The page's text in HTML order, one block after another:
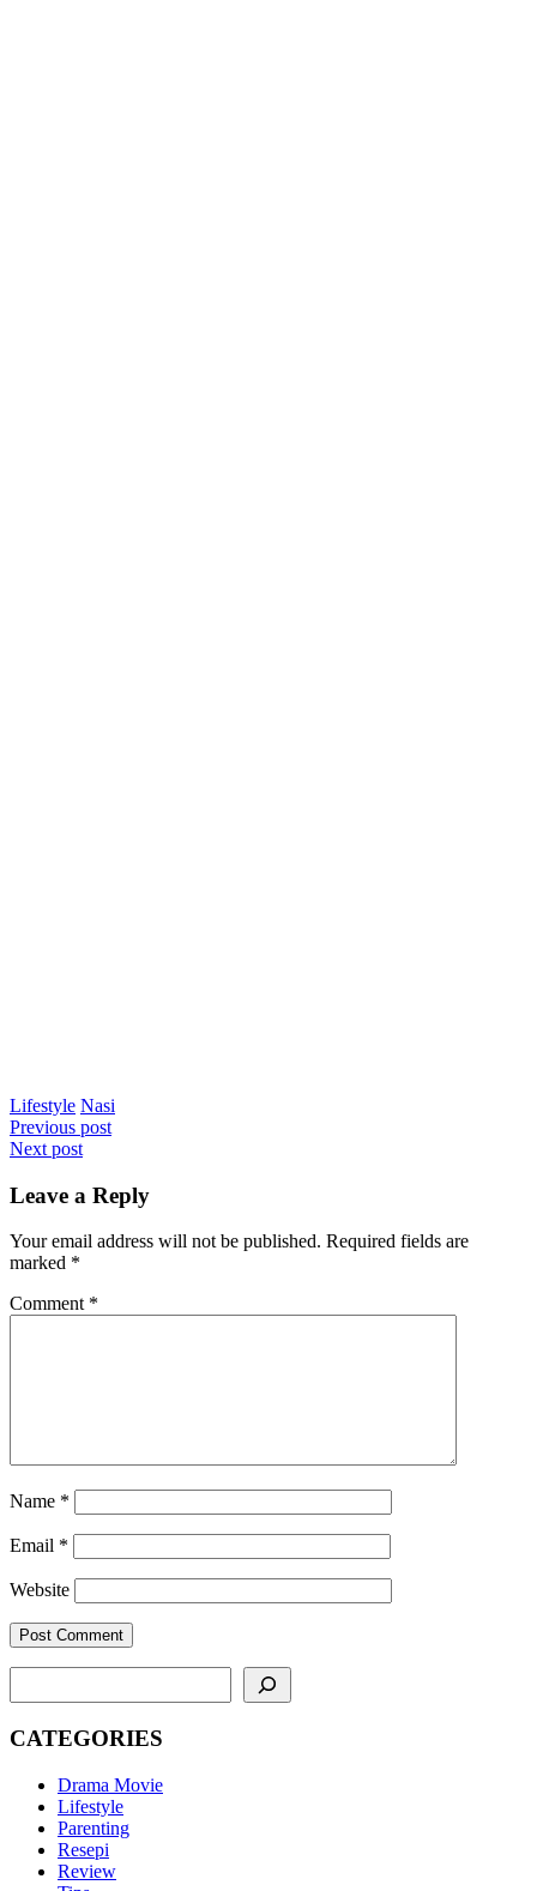
Lifestyle Nasi
Post
navigation
Previous post
Next post
Leave a Reply
Your email address will not be published. Required fields are
marked *
Comment *
Name *
Email *
Website
CATEGORIES
Drama Movie
Lifestyle
Parenting
Resepi
Review